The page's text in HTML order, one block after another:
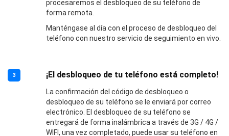
procesaremos el desbloqueo de su teléfono de
forma remota.
Manténgase al día con el proceso de desbloqueo del
teléfono con nuestro servicio de seguimiento en vivo.
3 ¡El desbloqueo de tu teléfono está completo!
La confirmación del código de desbloqueo o
desbloqueo de su teléfono se le enviará por correo
electrónico. El desbloqueo de su teléfono se
entregará de forma inalámbrica a través de 3G / 4G /
WIFI, una vez completado, puede usar su teléfono en